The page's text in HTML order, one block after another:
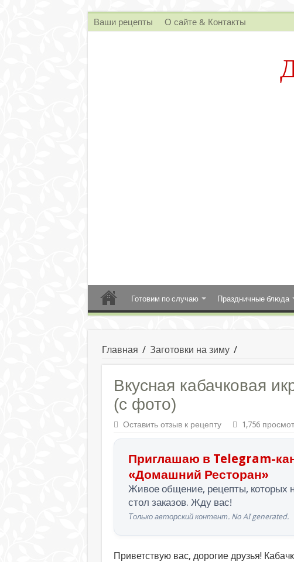
Ваши рецепты О сайте & Контакты
Готовим по случаю Праздничные блюда
Главная / Заготовки на зиму /
Вкусная кабачковая
(с фото)
Оставить отзыв к рецепту 1,756
Приглашаю в Telegram-
«Домашний Ресторан»
Живое общение, рецепты, которых
стол заказов. Жду вас!
Только авторский контент. No AI generated.
Приветствую вас, дорогие друзья!